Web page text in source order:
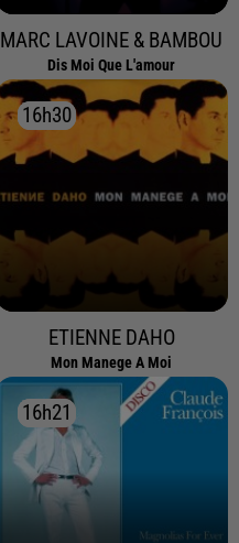
MARC LAVOINE & BAMBOU
Dis Moi Que L'amour
16h30
16h30
ETIENNE DAHO
Mon Manege A Moi
16h21
16h21